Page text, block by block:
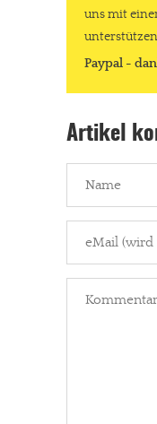
uns mit
Paypal -
Artikel